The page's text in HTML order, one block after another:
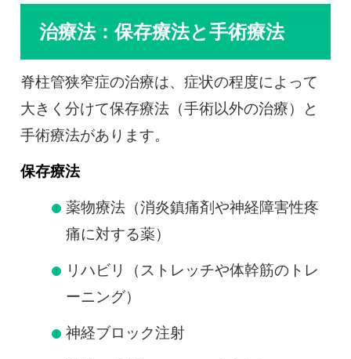
治療法：保存療法と手術療法
脊柱管狭窄症の治療は、症状の程度によって
大きく分けて保存療法（手術以外の治療）と
手術療法があります。
保存療法
薬物療法（消炎鎮痛剤や神経障害性疼
痛に対する薬）
リハビリ（ストレッチや体幹筋のトレ
ーニング）
神経ブロック注射